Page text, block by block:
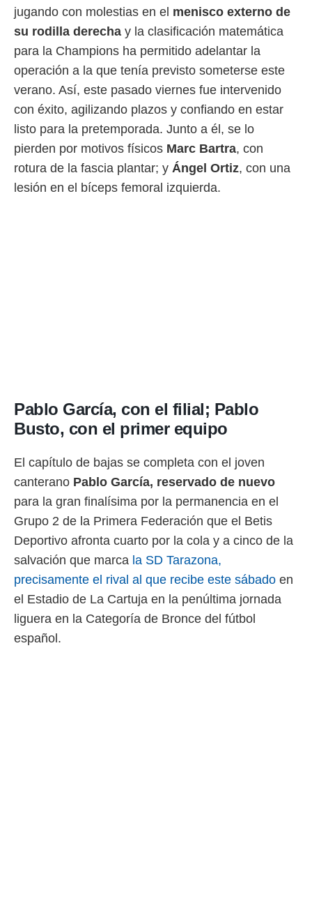
jugando con molestias en el menisco externo de
su rodilla derecha y la clasificación matemática
para la Champions ha permitido adelantar la
operación a la que tenía previsto someterse este
verano. Así, este pasado viernes fue intervenido
con éxito, agilizando plazos y confiando en estar
listo para la pretemporada. Junto a él, se lo
pierden por motivos físicos Marc Bartra, con
rotura de la fascia plantar; y Ángel Ortiz, con una
lesión en el bíceps femoral izquierda.
Pablo García, con el filial; Pablo
Busto, con el primer equipo
El capítulo de bajas se completa con el joven
canterano Pablo García, reservado de nuevo
para la gran finalísima por la permanencia en el
Grupo 2 de la Primera Federación que el Betis
Deportivo afronta cuarto por la cola y a cinco de la
salvación que marca la SD Tarazona,
precisamente el rival al que recibe este sábado en
el Estadio de La Cartuja en la penúltima jornada
liguera en la Categoría de Bronce del fútbol
español.